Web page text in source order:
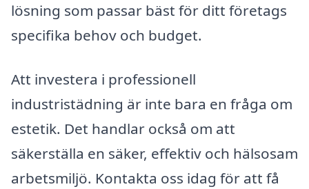
lösning som passar bäst för ditt företags
specifika behov och budget.
Att investera i professionell
industristädning är inte bara en fråga om
estetik. Det handlar också om att
säkerställa en säker, effektiv och hälsosam
arbetsmiljö. Kontakta oss idag för att få